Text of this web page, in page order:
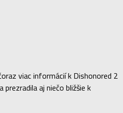
viac informácií k Dishonored 2
aj niečo bližšie k